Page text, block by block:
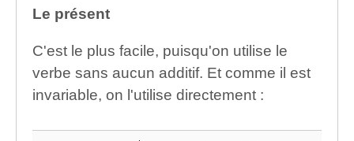
Le présent
C'est le plus facile, puisqu'on utilise le
verbe sans aucun additif. Et comme il est
invariable, on l'utilise directement :